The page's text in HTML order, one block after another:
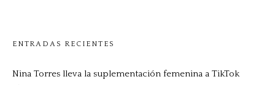
ENTRADAS RECIENTES
Nina Torres lleva la suplementación femenina a TikTok